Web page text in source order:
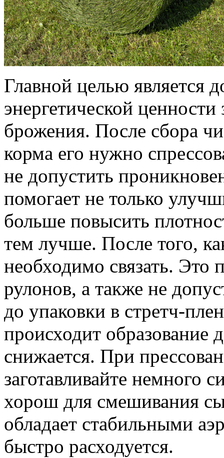
Главной целью является
энергетической
брожения. После сбора
корма его нужно
не допустить
помогает не только
больше повысить
тем лучше. После того,
необходимо связать. Это
рулонов, а также не
до упаковки в стретч-
происходит образование
снижается. При
заготавливайте немного
хорош для смешивания
обладает стабильными
быстро расходуется.